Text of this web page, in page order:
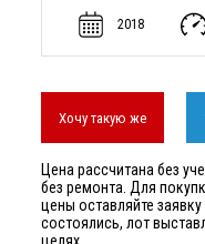
2018
Хочу такую же
Цена рассчитана без
без ремонта. Для
цены оставляйте
состоялись, лот